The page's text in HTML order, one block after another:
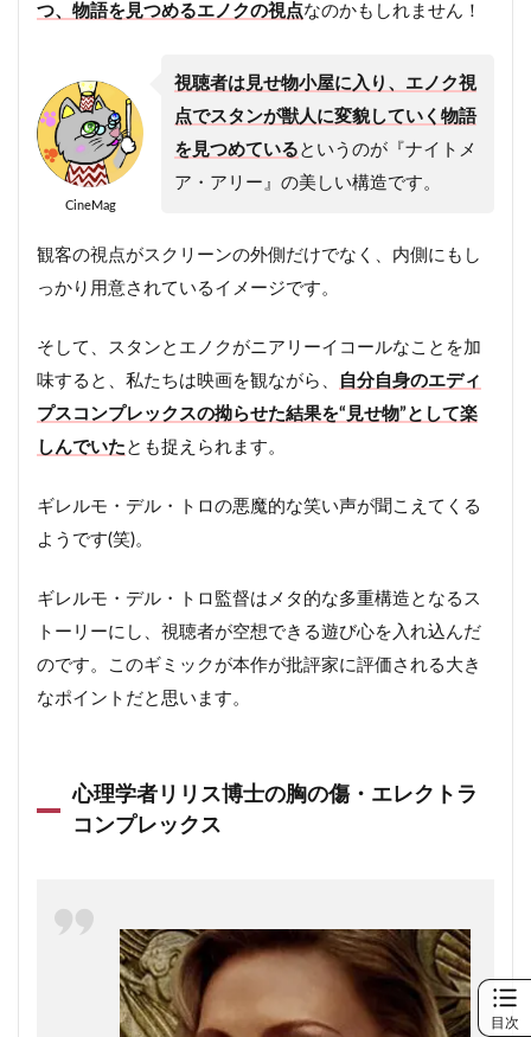
つ、物語を見つめるエノクの視点なのかもしれません！
CineMag
視聴者は見せ物小屋に入り、エノク視
点でスタンが獣人に変貌していく物語
を見つめている というのが『ナイトメ
ア・アリー』の美しい構造です。
観客の視点がスクリーンの外側だけでなく、内側にもし
っかり用意されているイメージです。
そして、スタンとエノクがニアリーイコールなことを加
味すると、私たちは映画を観ながら、
自分自身のエディ
プスコンプレックスの拗らせた結果を“見せ物”として楽
しんでいた とも捉えられます。
ギレルモ・デル・トロの悪魔的な笑い声が聞こえてくる
ようです(笑)。
ギレルモ・デル・トロ監督はメタ的な多重構造となるス
トーリーにし、視聴者が空想できる遊び心を入れ込んだ
のです。このギミックが本作が批評家に評価される大き
なポイントだと思います。
心理学者リリス博士の胸の傷・エレクトラ
コンプレックス
目次